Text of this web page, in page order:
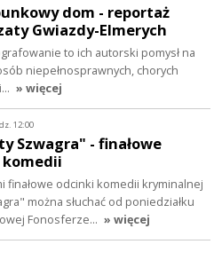
dom - reportaż
Gwiazdy-Elmerych
to ich autorski pomysł na
niepełnosprawnych, chorych
» więcej
12:00
Szwagra" - finałowe
finałowe odcinki komedii kryminalnej
można słuchać od poniedziałku
Fonosferze… » więcej